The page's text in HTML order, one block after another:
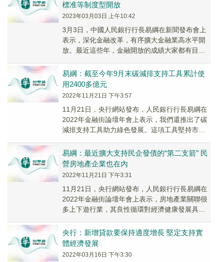
標准等制度型開放
2023年03月03日 上午10:42
3月3日，中國人民銀行行長易綱在新聞發布會上
表示，深化金融改革，有序擴大金融業高水平開
放。最近這些年，金融開放的成績大家都有目共
化、國際化...
易綱：截至今年9月末碳減排支持工具累計使
用2400多億元
2022年11月21日 下午3:57
11月21日，央行網站發布，人民銀行行長易綱在
2022年金融街論壇年會上表示，我們還推出了碳
減排支持工具助力綠色發展。這項工具堅持市場
碳...
易綱：最近擴大支持民企發債的“第二支箭” 民
營房地產企業也在內
2022年11月21日 下午3:31
11月21日，央行網站發布，人民銀行行長易綱在
2022年金融街論壇年會上表示，房地產業關聯很
多上下遊行業，其良性循環對經濟健康發展具有
們...
央行：新增貸款要保持適度增長 堅定支持實
體經濟發展
2022年03月16日 下午3:30